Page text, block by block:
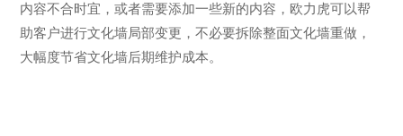
内容不合时宜，或者需要添加一些新的内容，欧力虎可以帮
助客户进行文化墙局部变更，不必要拆除整面文化墙重做，
大幅度节省文化墙后期维护成本。